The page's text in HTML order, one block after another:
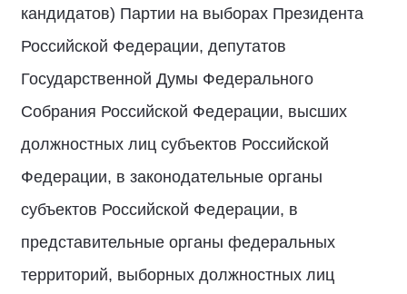
кандидатов) Партии на выборах Президента
Российской Федерации, депутатов
Государственной Думы Федерального
Собрания Российской Федерации, высших
должностных лиц субъектов Российской
Федерации, в законодательные органы
субъектов Российской Федерации, в
представительные органы федеральных
территорий, выборных должностных лиц